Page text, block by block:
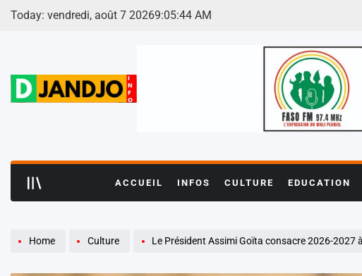
Skip
Today: vendredi, août 7 20269:05:46 AM
ACCUEIL INFOS CULTURE EDUCATION
Home Culture Le Président Assimi Goïta consacre 2026-2027 à l’Éducation et à la Culture : un